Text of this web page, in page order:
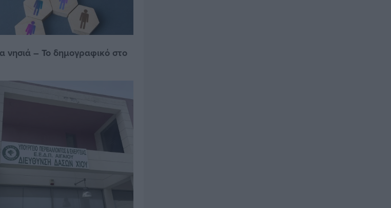
νησιά – Το δημογραφικό στο